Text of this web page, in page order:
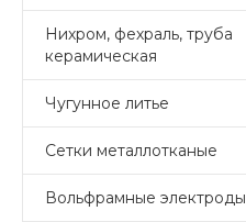
Нихром, фехраль, труба
керамическая
Чугунное литье
Сетки металлотканые
Вольфрамные электроды